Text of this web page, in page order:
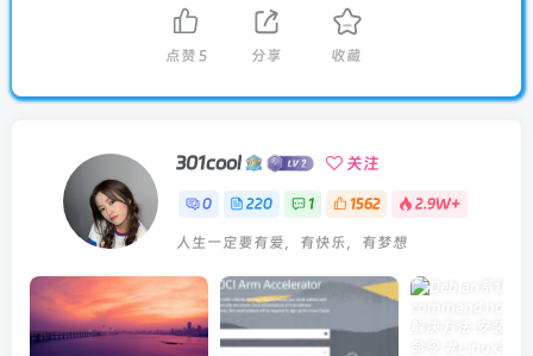
点赞 5 分享 收藏
301cool 关注
0 220 1 1562 2.9W+
人生一定要有爱，有快乐，有梦想